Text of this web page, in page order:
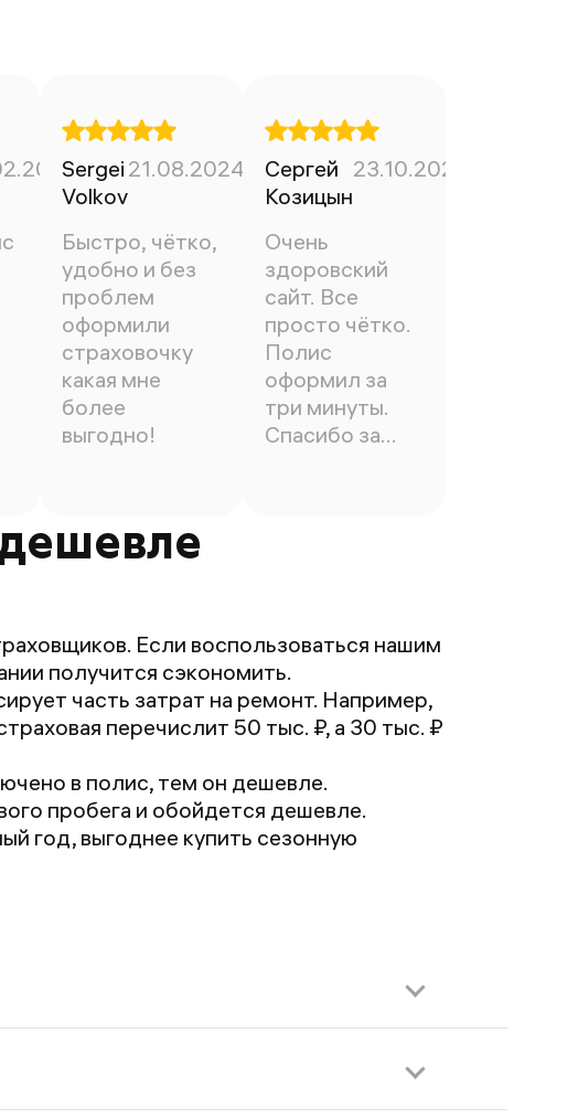
Sergei
Volkov
21.08.2024
Быстро, чётко,
удобно и без
проблем
оформили
страховочку
какая мне
более
выгодно!
Сергей
Козицын
23.10.2022
Очень
здоровский
сайт. Все
просто чётко.
Полис
оформил за
три минуты.
Спасибо за
Если воспользоваться нашим
получится сэкономить.
часть затрат на ремонт. Например,
перечислит 50 тыс. ₽, а 30 тыс. ₽
в полис, тем он дешевле.
пробега и обойдется дешевле.
год, выгоднее купить сезонную